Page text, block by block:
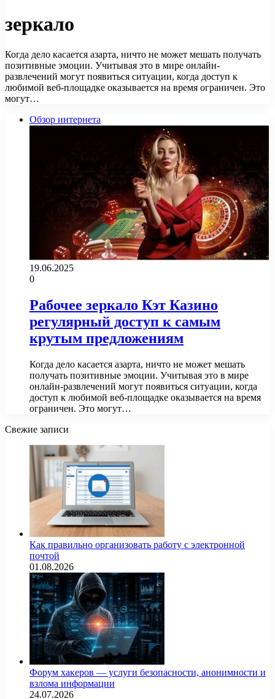
зеркало
Когда дело касается азарта, ничто не может мешать получать
позитивные эмоции. Учитывая это в мире онлайн-
развлечений могут появиться ситуации, когда доступ к
любимой веб-площадке оказывается на время ограничен. Это
могут…
Обзор интернета
19.06.2025
0
Рабочее зеркало Кэт Казино
регулярный доступ к самым
крутым предложениям
Когда дело касается азарта, ничто не может мешать
получать позитивные эмоции. Учитывая это в мире
онлайн-развлечений могут появиться ситуации, когда
доступ к любимой веб-площадке оказывается на время
ограничен. Это могут…
Свежие записи
Как правильно организовать работу с электронной
почтой
01.08.2026
Форум хакеров — услуги безопасности, анонимности и
взлома информации
24.07.2026